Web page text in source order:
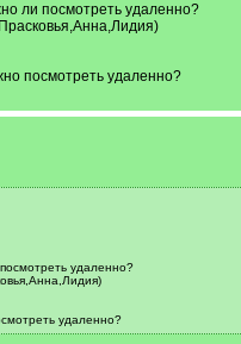
ли посмотреть удаленно?
посмотреть удаленно?
удаленно?
удаленно?